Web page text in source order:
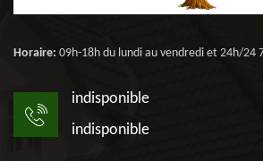
Horaire: 09h-18h du lundi au vendredi et 24h/24
indisponible
indisponible